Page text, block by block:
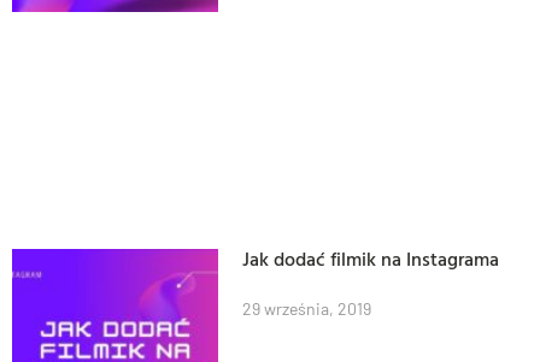
Jak dodać filmik na Instagrama
29 września, 2019